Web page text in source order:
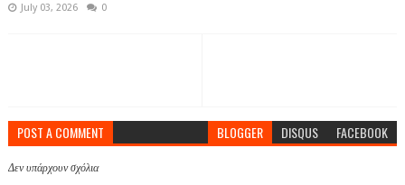
July 03, 2026 0
POST A COMMENT BLOGGER DISQUS FACEBOOK
Δεν υπάρχουν σχόλια